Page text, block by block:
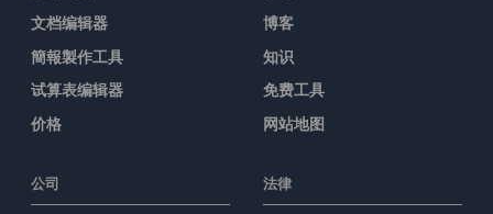
文档编辑器
簡報製作工具
试算表编辑器
价格
博客
知识
免费工具
网站地图
公司 法律